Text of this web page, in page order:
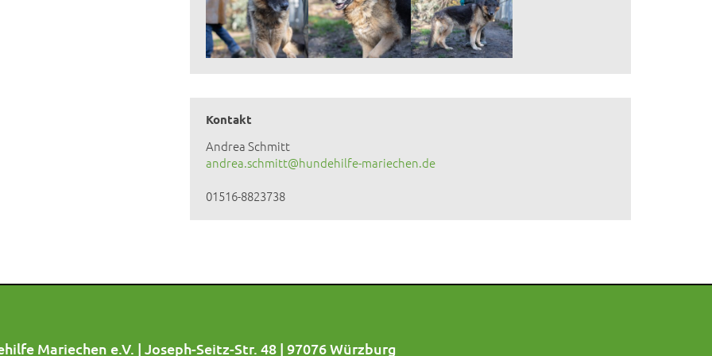
Kontakt
Andrea Schmitt
andrea.schmitt@hundehilfe-mariechen.de
01516-8823738
Mariechen e.V. | Joseph-Seitz-Str. 48 | 97076 Würzburg